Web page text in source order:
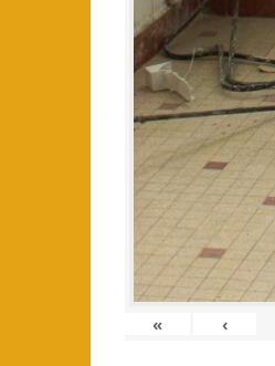
« ‹